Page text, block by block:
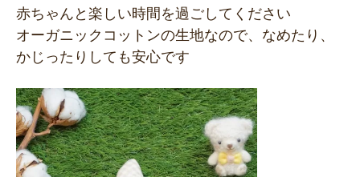
赤ちゃんと楽しい時間を過ごしてください
オーガニックコットンの生地なので、なめたり、
かじったりしても安心です